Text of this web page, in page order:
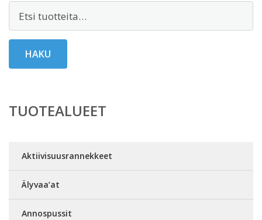
Etsi:
HAKU
TUOTEALUEET
Aktiivisuusrannekkeet
Älyvaa’at
Annospussit